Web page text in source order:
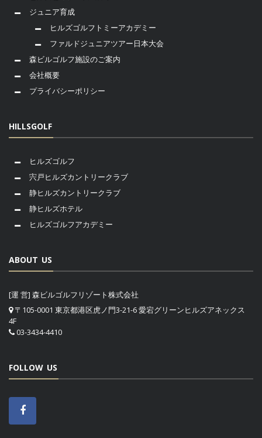
ジュニア育成
ヒルズゴルフトミーアカデミー
ファルドジュニアツアー日本大会
森ビルゴルフ施設のご案内
会社概要
プライバシーポリシー
HILLSGOLF
ヒルズゴルフ
宍戸ヒルズカントリークラブ
静ヒルズカントリークラブ
静ヒルズホテル
ヒルズゴルフアカデミー
ABOUT US
[運 営] 森ビルゴルフリゾート株式会社
〒105-0001 東京都港区虎ノ門3-21-6 愛宕グリーンヒルズアネックス
4F
03-3434-4410
FOLLOW US